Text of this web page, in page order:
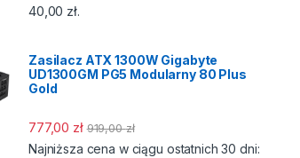
40,00 zł.
Zasilacz ATX 1300W Gigabyte
UD1300GM PG5 Modularny 80 Plus
Gold
777,00 zł 919,00zł
Najniższa cena w ciągu ostatnich 30 dni: